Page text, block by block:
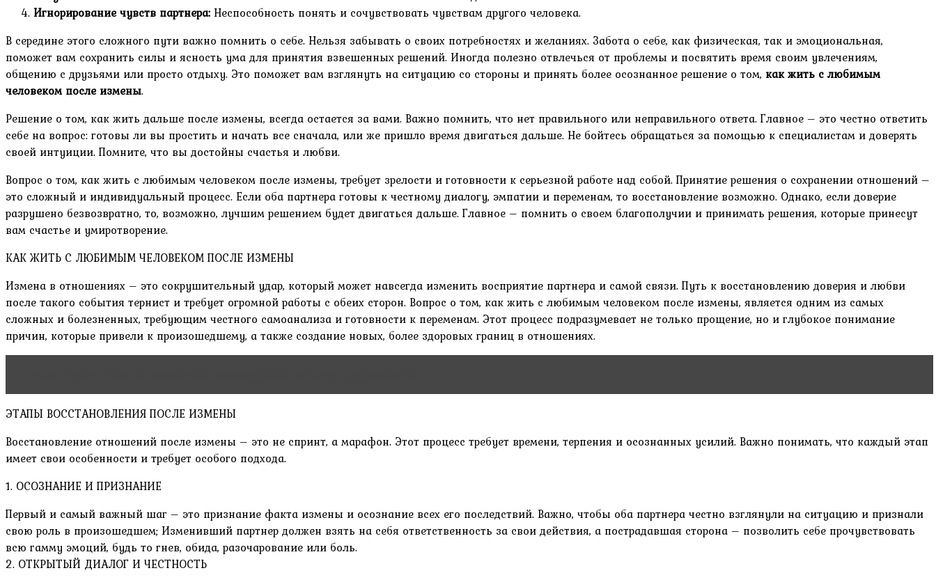
Игнорирование чувств партнера: Неспособность понять и сочувствовать чувствам другого человека.
В середине этого сложного пути важно помнить о себе. Нельзя забывать о своих потребностях и желаниях. Забота о себе, как физическая, так и эмоциональная,
поможет вам сохранить силы и ясность ума для принятия взвешенных решений. Иногда полезно отвлечься от проблемы и посвятить время своим увлечениям,
общению с друзьями или просто отдыху. Это поможет вам взглянуть на ситуацию со стороны и принять более осознанное решение о том, как жить с любимым
человеком после измены.
Решение о том, как жить дальше после измены, всегда остается за вами. Важно помнить, что нет правильного или неправильного ответа. Главное – это честно ответить
себе на вопрос: готовы ли вы простить и начать все сначала, или же пришло время двигаться дальше. Не бойтесь обращаться за помощью к специалистам и доверять
своей интуиции. Помните, что вы достойны счастья и любви.
Вопрос о том, как жить с любимым человеком после измены, требует зрелости и готовности к серьезной работе над собой. Принятие решения о сохранении отношений –
это сложный и индивидуальный процесс. Если оба партнера готовы к честному диалогу, эмпатии и переменам, то восстановление возможно. Однако, если доверие
разрушено безвозвратно, то, возможно, лучшим решением будет двигаться дальше. Главное – помнить о своем благополучии и принимать решения, которые принесут
вам счастье и умиротворение.
КАК ЖИТЬ С ЛЮБИМЫМ ЧЕЛОВЕКОМ ПОСЛЕ ИЗМЕНЫ
Измена в отношениях – это сокрушительный удар, который может навсегда изменить восприятие партнера и самой связи. Путь к восстановлению доверия и любви
после такого события тернист и требует огромной работы с обеих сторон. Вопрос о том, как жить с любимым человеком после измены, является одним из самых
сложных и болезненных, требующим честного самоанализа и готовности к переменам. Этот процесс подразумевает не только прощение, но и глубокое понимание
причин, которые привели к произошедшему, а также создание новых, более здоровых границ в отношениях.
ЭТАПЫ ВОССТАНОВЛЕНИЯ ПОСЛЕ ИЗМЕНЫ
Восстановление отношений после измены – это не спринт, а марафон. Этот процесс требует времени, терпения и осознанных усилий. Важно понимать, что каждый этап
имеет свои особенности и требует особого подхода.
1. ОСОЗНАНИЕ И ПРИЗНАНИЕ
Первый и самый важный шаг – это признание факта измены и осознание всех его последствий. Важно, чтобы оба партнера честно взглянули на ситуацию и признали
свою роль в произошедшем; Изменивший партнер должен взять на себя ответственность за свои действия, а пострадавшая сторона – позволить себе прочувствовать
всю гамму эмоций, будь то гнев, обида, разочарование или боль.
2. ОТКРЫТЫЙ ДИАЛОГ И ЧЕСТНОСТЬ